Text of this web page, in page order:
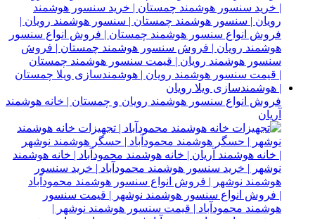
فروش انواع سنسور هوشمند رویان و چمستان | خانه هوشمند
آریان